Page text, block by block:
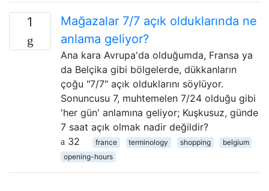
1
Mağazalar 7/7 açık olduklarında ne
anlama geliyor?
Ana kara Avrupa'da olduğumda, Fransa ya
da Belçika gibi bölgelerde, dükkanların
çoğu "7/7" açık olduklarını söylüyor.
Sonuncusu 7, muhtemelen 7/24 olduğu gibi
'her gün' anlamına geliyor; Kuşkusuz, günde
7 saat açık olmak nadir değildir?
32
france terminology shopping
belgium
opening-hours